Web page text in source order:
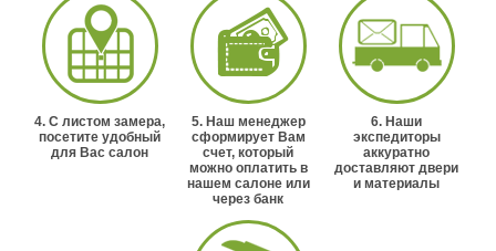
4. С листом замера,
посетите удобный
для Вас салон
5. Наш менеджер
сформирует Вам
счет, который
можно оплатить в
нашем салоне или
через банк
6. Наши
экспедиторы
аккуратно
доставляют двери
и материалы